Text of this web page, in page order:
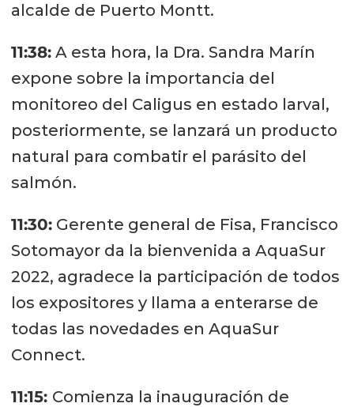
alcalde de Puerto Montt.
11:38:A esta hora, la Dra. Sandra Marín
expone sobre la importancia del
monitoreo del Caligus en estado larval,
posteriormente, se lanzará un producto
natural para combatir el parásito del
salmón.
11:30:Gerente general de Fisa, Francisco
Sotomayor da la bienvenida a AquaSur
2022, agradece la participación de todos
los expositores y llama a enterarse de
todas las novedades en AquaSur
Connect.
11:15: Comienza la inauguración de